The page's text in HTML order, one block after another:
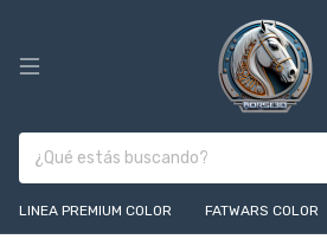
LINEA PREMIUM COLOR FATWARS COLOR